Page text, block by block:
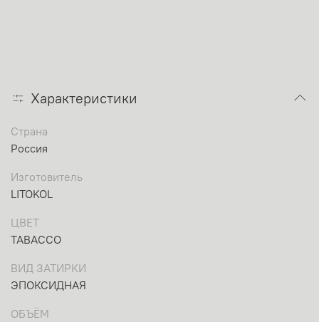
Характеристики
Страна
Россия
Изготовитель
LITOKOL
ЦВЕТ
TABACCO
ВИД ЗАТИРКИ
ЭПОКСИДНАЯ
ОБЪЁМ